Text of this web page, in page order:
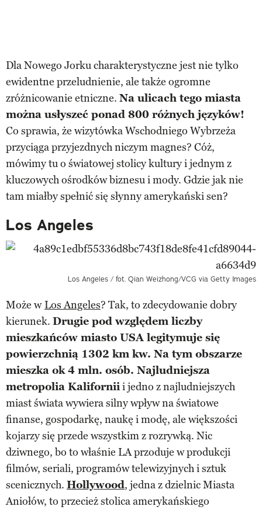
Dla Nowego Jorku charakterystyczne jest nie tylko
ewidentne przeludnienie, ale także ogromne
zróżnicowanie etniczne. Na ulicach tego miasta
można usłyszeć ponad 800 różnych języków!
Co sprawia, że wizytówka Wschodniego Wybrzeża
przyciąga przyjezdnych niczym magnes? Cóż,
mówimy tu o światowej stolicy kultury i jednym z
kluczowych ośrodków biznesu i mody. Gdzie jak nie
tam miałby spełnić się słynny amerykański sen?
Los Angeles
Los Angeles / fot. Qian Weizhong/VCG via Getty Images
Może w Los Angeles? Tak, to zdecydowanie dobry
kierunek. Drugie pod względem liczby
mieszkańców miasto USA legitymuje się
powierzchnią 1302 km kw. Na tym obszarze
mieszka ok 4 mln. osób. Najludniejsza
metropolia Kaliforniii jedno z najludniejszych
miast świata wywiera silny wpływ na światowe
finanse, gospodarkę, naukę i modę, ale większości
kojarzy się przede wszystkim z rozrywką. Nic
dziwnego, bo to właśnie LA przoduje w produkcji
filmów, seriali, programów telewizyjnych i sztuk
scenicznych. Hollywood, jedna z dzielnic Miasta
Aniołów, to przecież stolica amerykańskiego